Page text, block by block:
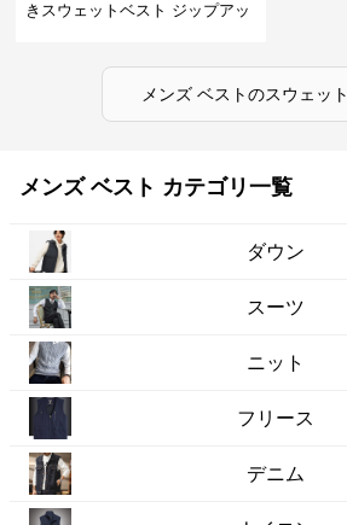
きスウェットベスト ジップアッ
メンズ ベストのスウェット
メンズ ベスト カテゴリ一覧
ダウン
スーツ
ニット
フリース
デニム